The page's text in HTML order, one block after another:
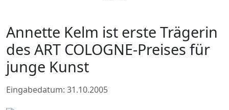
Annette Kelm ist erste Trägerin
des ART COLOGNE-Preises für
junge Kunst
Eingabedatum: 31.10.2005